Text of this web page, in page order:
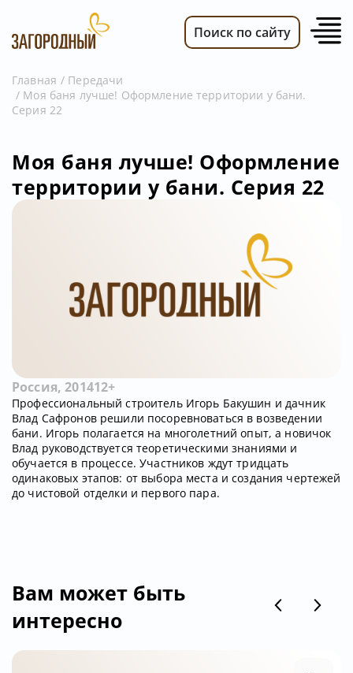
ВИДЕО
ПЕРЕДАЧИ
ТЕЛЕПРОГРАММА
Поиск по сайту
Главная
Передачи
Моя баня лучше! Оформление территории у бани.
Серия 22
Моя баня лучше! Оформление
территории у бани. Серия 22
Россия, 201412+
Профессиональный строитель Игорь Бакушин и дачник
Влад Сафронов решили посоревноваться в возведении
бани. Игорь полагается на многолетний опыт, а новичок
Влад руководствуется теоретическими знаниями и
обучается в процессе. Участников ждут тридцать
одинаковых этапов: от выбора места и создания чертежей
до чистовой отделки и первого пара.
Вам может быть
интересно